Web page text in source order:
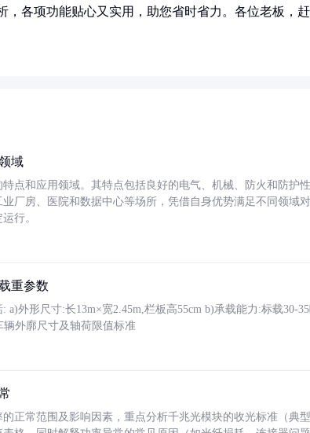
，各项功能贴心又实用，助您省时省力。各位老板，
域
点和应用领域。其特点包括良好的电气、机械、防火和防护
厂房、医院和数据中心等场所，凭借自身优势满足不同领域
行。
重参数
a)外形尺寸:长13m×宽2.45m,栏板高55cm b)承载能力:标载30-
外廓尺寸及轴荷限值标准
正常范围及影响因素，重点分析千兆光模块的收光标准（典